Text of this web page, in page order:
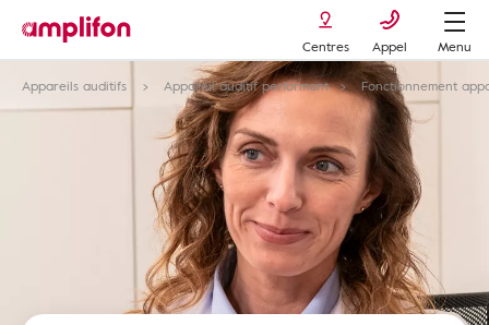
Centres Appel
Menu
Appareils auditifs
Appareil auditif performant Fonctionnement